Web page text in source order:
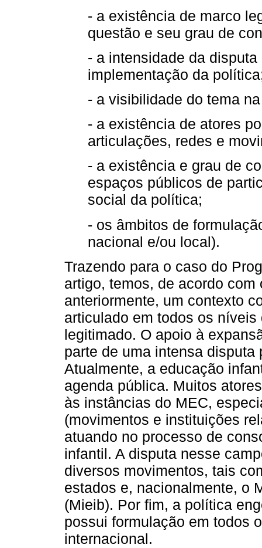
- a existência de marco
questão e seu grau de
- a intensidade da
implementação da
- a visibilidade do tema
- a existência de atores
articulações, redes e
- a existência e grau de
espaços públicos de
social da política;
- os âmbitos de
nacional e/ou local).
Trazendo para o caso do
artigo, temos, de acordo
anteriormente, um contexto
articulado em todos os
legitimado. O apoio à
parte de uma intensa
Atualmente, a educação
agenda pública. Muitos
às instâncias do MEC,
(movimentos e instituições
atuando no processo de
infantil. A disputa nesse
diversos movimentos, tais
estados e, nacionalmente, o
(Mieib). Por fim, a política
possui formulação em todos
internacional.